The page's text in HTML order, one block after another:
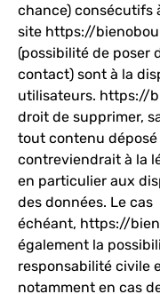
chance) consécutifs
site https://
(possibilité de poser
contact) sont à la
utilisateurs. https://
droit de supprimer,
tout contenu
contreviendrait à la
en particulier aux
des données. Le cas
échéant, https://
également la
responsabilité civile
notamment en cas